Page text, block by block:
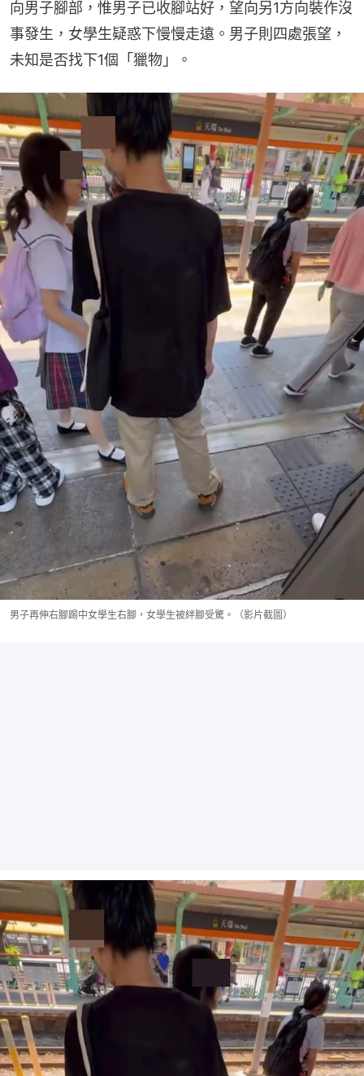
向男子腳部，惟男子已收腳站好，望向另1方向裝作沒
事發生，女學生疑惑下慢慢走遠。男子則四處張望，
未知是否找下1個「獵物」。
男子再伸右腳踢中女學生右腳，女學生被絆腳受驚。（影片截圖）